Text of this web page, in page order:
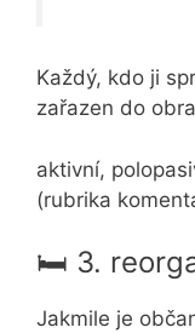
Každý, kdo ji
zařazen do
aktivní,
(rubrika
🛏 3.
Jakmile je